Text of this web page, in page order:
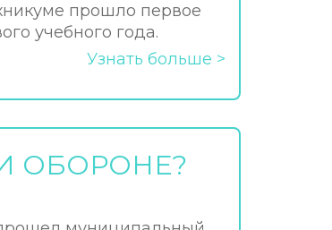
прошло первое
учебного года.
Узнать больше
ОБОРОНЕ?